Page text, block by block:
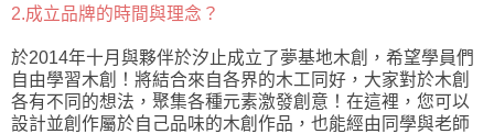
2.成立品牌的時間與理念？
於2014年十月與夥伴於汐止成立了夢基地木創，希望學員們
自由學習木創！將結合來自各界的木工同好，大家對於木創
各有不同的想法，聚集各種元素激發創意！在這裡，您可以
設計並創作屬於自己品味的木創作品，也能經由同學與老師